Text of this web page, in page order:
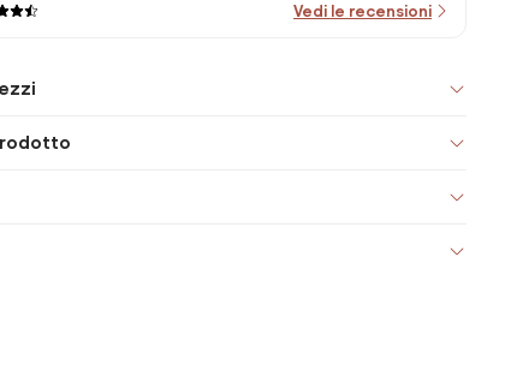
Vedi le recensioni